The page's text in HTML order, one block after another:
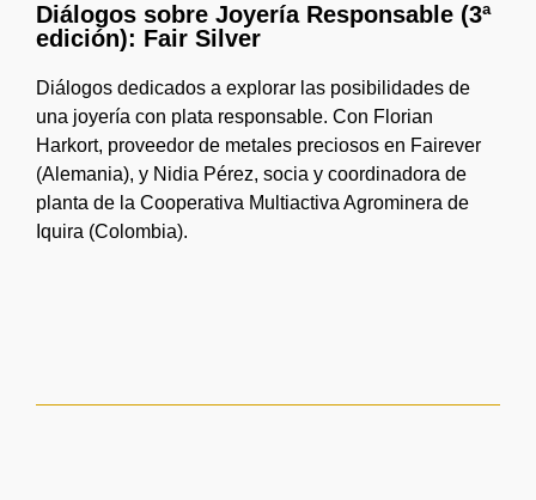
Diálogos sobre Joyería Responsable (3ª
edición): Fair Silver
Diálogos dedicados a explorar las posibilidades de
una joyería con plata responsable. Con Florian
Harkort, proveedor de metales preciosos en Fairever
(Alemania), y Nidia Pérez, socia y coordinadora de
planta de la Cooperativa Multiactiva Agrominera de
Iquira (Colombia).